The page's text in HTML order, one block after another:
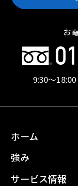
お
9:30〜18:00
ホーム
強み
サービス情報